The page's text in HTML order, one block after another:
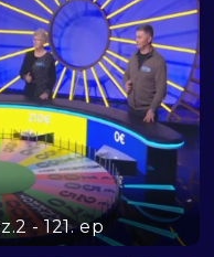
- 121. ep